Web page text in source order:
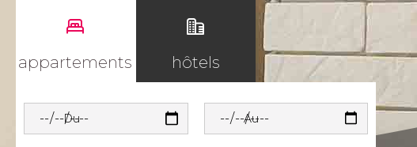
appartements hôtels
Du Au